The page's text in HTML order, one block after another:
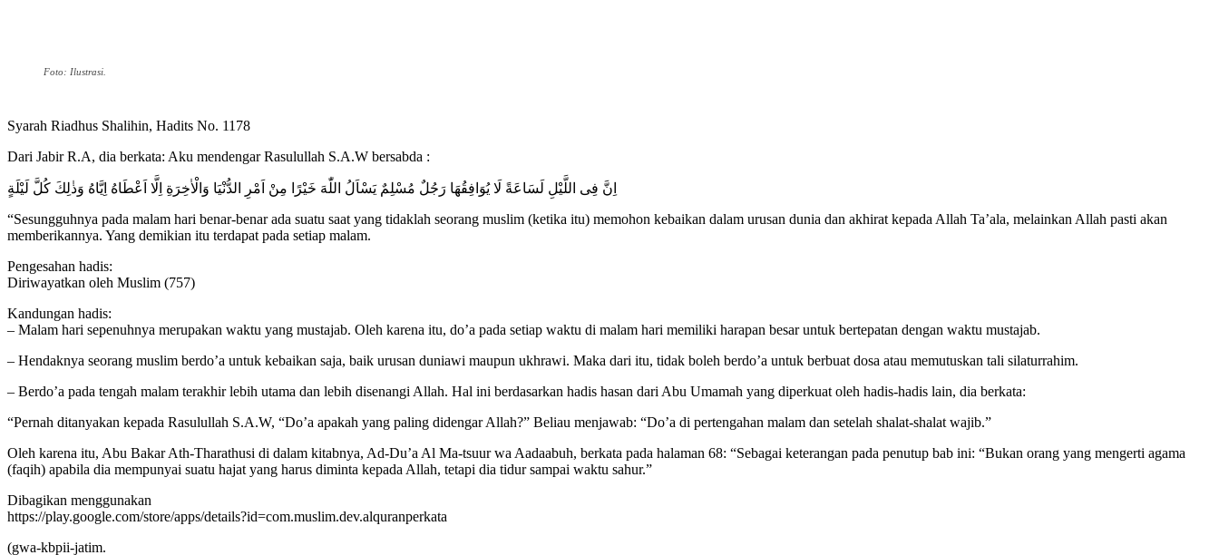
Foto: Ilustrasi.
Syarah Riadhus Shalihin, Hadits No. 1178
Dari Jabir R.A, dia berkata: Aku mendengar Rasulullah S.A.W bersabda :
اِنَّ فِى اللَّيْلِ لَسَاعَةً لَا يُوَافِقُهَا رَجُلٌ مُسْلِمٌ يَسْاَلُ اللّٰهَ خَيْرًا مِنْ اَمْرِ الدُّنْيَا وَالْاٰخِرَةِ اِلَّا اَعْطَاهُ اِيَّاهُ وَذٰلِكَ كُلَّ لَيْلَةٍ
“Sesungguhnya pada malam hari benar-benar ada suatu saat yang tidaklah seorang muslim (ketika itu) memohon kebaikan dalam urusan dunia dan akhirat kepada Allah Ta’ala, melainkan Allah pasti akan
memberikannya. Yang demikian itu terdapat pada setiap malam.
Pengesahan hadis:
Diriwayatkan oleh Muslim (757)
Kandungan hadis:
– Malam hari sepenuhnya merupakan waktu yang mustajab. Oleh karena itu, do’a pada setiap waktu di malam hari memiliki harapan besar untuk bertepatan dengan waktu mustajab.
– Hendaknya seorang muslim berdo’a untuk kebaikan saja, baik urusan duniawi maupun ukhrawi. Maka dari itu, tidak boleh berdo’a untuk berbuat dosa atau memutuskan tali silaturrahim.
– Berdo’a pada tengah malam terakhir lebih utama dan lebih disenangi Allah. Hal ini berdasarkan hadis hasan dari Abu Umamah yang diperkuat oleh hadis-hadis lain, dia berkata:
“Pernah ditanyakan kepada Rasulullah S.A.W, “Do’a apakah yang paling didengar Allah?” Beliau menjawab: “Do’a di pertengahan malam dan setelah shalat-shalat wajib.”
Oleh karena itu, Abu Bakar Ath-Tharathusi di dalam kitabnya, Ad-Du’a Al Ma-tsuur wa Aadaabuh, berkata pada halaman 68: “Sebagai keterangan pada penutup bab ini: “Bukan orang yang mengerti agama
(faqih) apabila dia mempunyai suatu hajat yang harus diminta kepada Allah, tetapi dia tidur sampai waktu sahur.”
Dibagikan menggunakan
https://play.google.com/store/apps/details?id=com.muslim.dev.alquranperkata
(gwa-kbpii-jatim.